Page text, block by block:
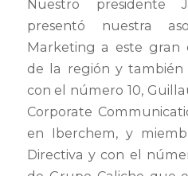
Nuestro presidente
presentó nuestra
Marketing a este gran
de la región y también
con el número 10,
Corporate
en Iberchem, y
Directiva y con el